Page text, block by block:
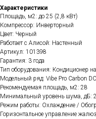
Характеристики
Площадь, м2: до 25 (2,8 кВт)
Компрессор: Инверторный
Цвет: Черный
Работает с Алисой: Настенный
Артикул: 101398
Гарантия: 3 года
Тип оборудования: Кондиционер
Модельный ряд: Vibe Pro Carbon
Рекомендуемая площадь, м2: 28
Минимальный уровень шума, дБ:
Режим работы: Охлаждение /
Горизонтальное управление